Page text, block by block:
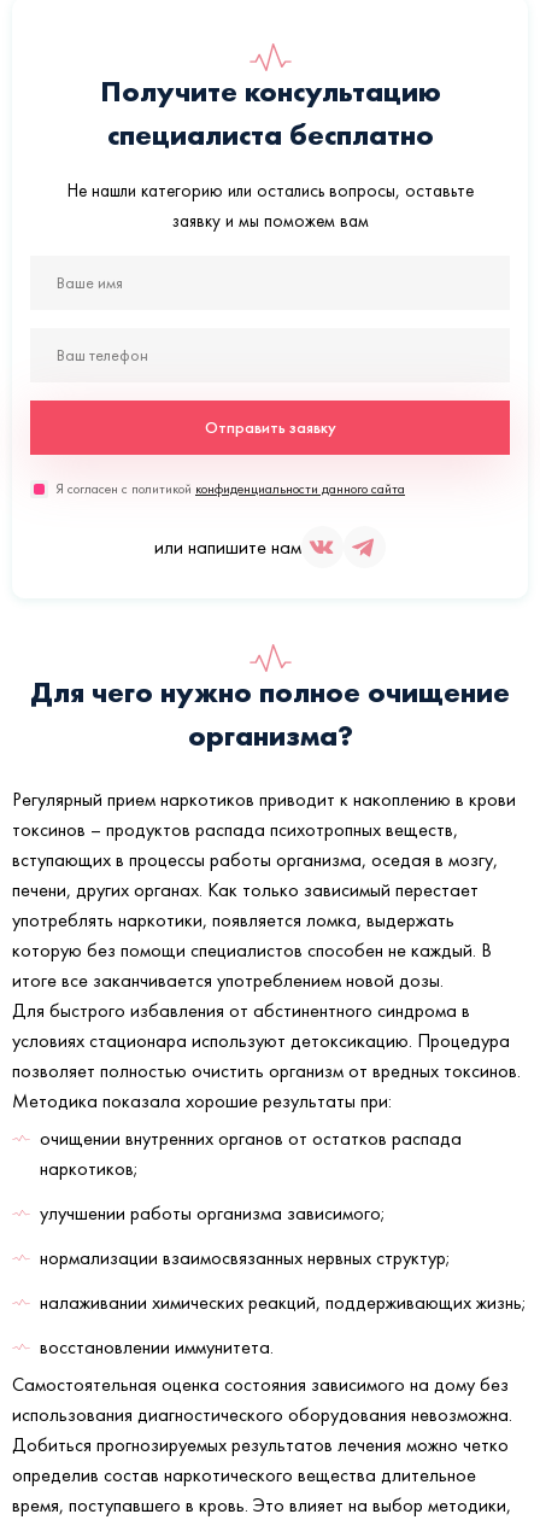
Получите консультацию
специалиста бесплатно
Не нашли категорию или остались вопросы, оставьте
заявку и мы поможем вам
Отправить заявку
Я согласен с политикой конфиденциальности данного сайта
или напишите нам
Для чего нужно полное очищение
организма?
Регулярный прием наркотиков приводит к накоплению в крови
токсинов – продуктов распада психотропных веществ,
вступающих в процессы работы организма, оседая в мозгу,
печени, других органах. Как только зависимый перестает
употреблять наркотики, появляется ломка, выдержать
которую без помощи специалистов способен не каждый. В
итоге все заканчивается употреблением новой дозы.
Для быстрого избавления от абстинентного синдрома в
условиях стационара используют детоксикацию. Процедура
позволяет полностью очистить организм от вредных токсинов.
Методика показала хорошие результаты при:
очищении внутренних органов от остатков распада
наркотиков;
улучшении работы организма зависимого;
нормализации взаимосвязанных нервных структур;
налаживании химических реакций, поддерживающих жизнь;
восстановлении иммунитета.
Самостоятельная оценка состояния зависимого на дому без
использования диагностического оборудования невозможна.
Добиться прогнозируемых результатов лечения можно четко
определив состав наркотического вещества длительное
время, поступавшего в кровь. Это влияет на выбор методики,